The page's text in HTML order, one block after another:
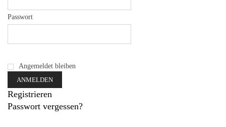
Passwort
Angemeldet bleiben
Registrieren
Passwort vergessen?